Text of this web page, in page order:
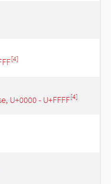
[4]
U+0000 - U+FFFF[4]